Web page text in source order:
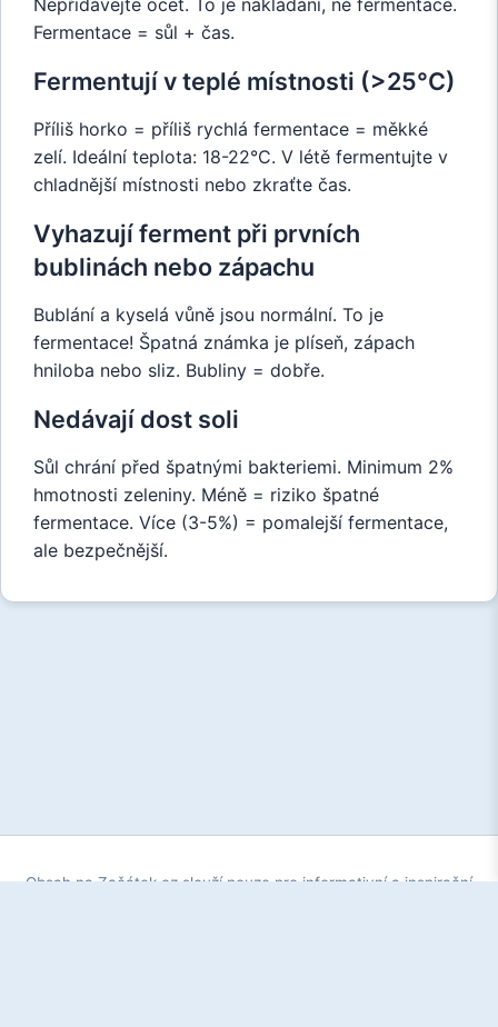
Fermentace = sůl + čas.
Fermentují v teplé místnosti (>25°C)
Příliš horko = příliš rychlá fermentace = měkké
zelí. Ideální teplota: 18-22°C. V létě fermentujte v
chladnější místnosti nebo zkraťte čas.
Vyhazují ferment při prvních
bublinách nebo zápachu
Bublání a kyselá vůně jsou normální. To je
fermentace! Špatná známka je plíseň, zápach
hniloba nebo sliz. Bubliny = dobře.
Nedávají dost soli
Sůl chrání před špatnými bakteriemi. Minimum 2%
hmotnosti zeleniny. Méně = riziko špatné
fermentace. Více (3-5%) = pomalejší fermentace,
ale bezpečnější.
Obsah na Začátek.cz slouží pouze pro informativní a inspirační